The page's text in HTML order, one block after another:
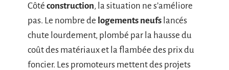
Côté construction, la situation ne s’améliore
pas. Le nombre de logements neufs lancés
chute lourdement, plombé par la hausse du
coût des matériaux et la flambée des prix du
foncier. Les promoteurs mettent des projets